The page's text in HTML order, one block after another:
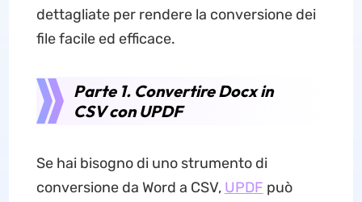
dettagliate per rendere la conversione dei
file facile ed efficace.
Parte 1. Convertire Docx in
CSV con UPDF
Se hai bisogno di uno strumento di
conversione da Word a CSV, UPDF può